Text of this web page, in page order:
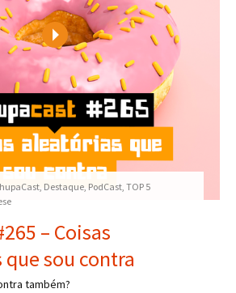
Play
, Destaque, PodCast,TOP 5
– Coisas
sou contra
também?